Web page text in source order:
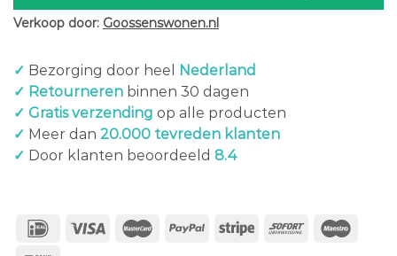
Verkoop door: Goossenswonen.nl
✓ Bezorging door heel
Nederland
✓ Retourneren binnen 30 dagen
✓ Gratis verzending op alle producten
✓ Meer dan 20.000 tevreden klanten
✓ Door klanten beoordeeld 8.4